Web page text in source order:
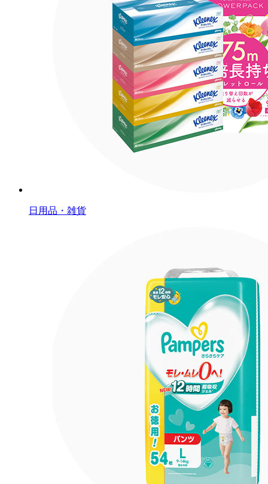
日用品・雑貨